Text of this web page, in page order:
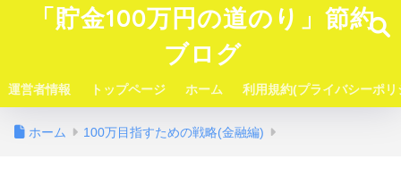
「貯金100万円の道のり」節約
ブログ
運営者情報 トップページ ホーム 利用規約(プライバシーポリ
ホーム 100万目指すための戦略(金融編)